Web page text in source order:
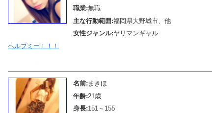
職業:無職
主な行動範囲:福岡県大野城市、他
女性ジャンル:ヤリマンギャル
ヘルプミー！！！
名前: まきほ
年齢:21歳
身長:151～155